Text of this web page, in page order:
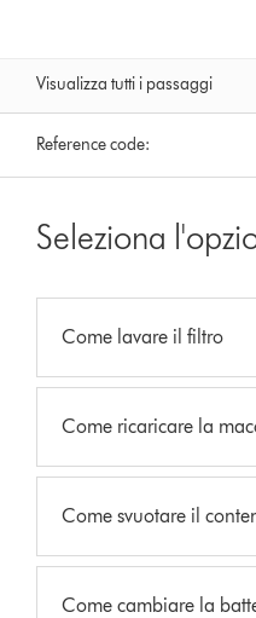
Visualizza tutti i passaggi
Reference code:
Seleziona
Come lavare il filtro
Come ricaricare la
Come svuotare il
Come cambiare la